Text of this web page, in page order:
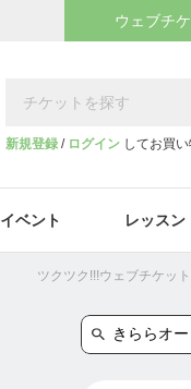
ウェブチ
新規登録 / ログイン してお買
イベント レッスン
ツクツク!!!ウェブチケッ